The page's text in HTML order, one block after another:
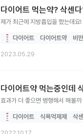
다이어트 먹는약? 삭센
제가 최근에 지방흡입을 했는데요
다이어트 다이어트약 비만
2023.05.29
다이어트약 먹는중인데
효과가 더 좋으면 병행해서 해볼
다이어트 식욕억제제 삭